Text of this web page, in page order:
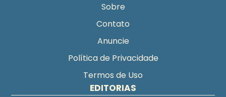
Sobre
Contato
Anuncie
Política de Privacidade
Termos de Uso
EDITORIAS